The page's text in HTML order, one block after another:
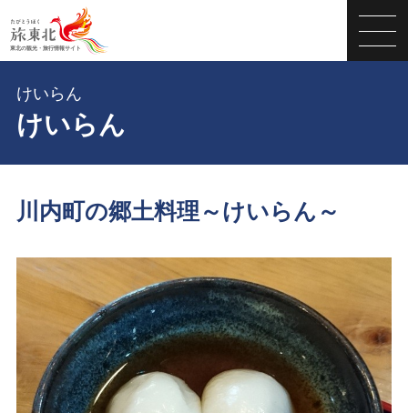
けいらん
けいらん
川内町の郷土料理～けいらん～